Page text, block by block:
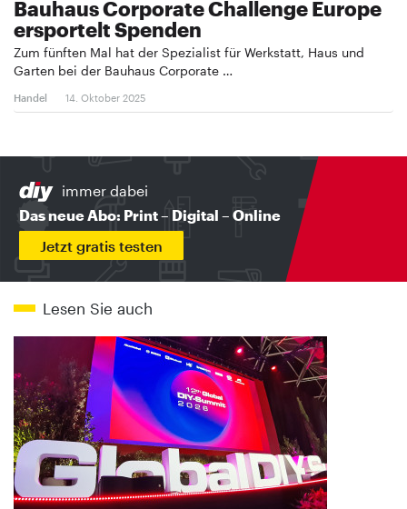
Bauhaus Corporate Challenge Europe
ersportelt Spenden
Zum fünften Mal hat der Spezialist für Werkstatt, Haus und
Garten bei der Bauhaus Corporate …
Handel 14. Oktober 2025
immer dabei
Das neue Abo: Print – Digital – Online
Jetzt gratis testen
Lesen Sie auch